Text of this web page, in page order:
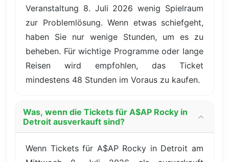
Veranstaltung 8. Juli 2026 wenig Spielraum
zur Problemlösung. Wenn etwas schiefgeht,
haben Sie nur wenige Stunden, um es zu
beheben. Für wichtige Programme oder lange
Reisen wird empfohlen, das Ticket
mindestens 48 Stunden im Voraus zu kaufen.
Was, wenn die Tickets für A$AP Rocky in
Detroit ausverkauft sind?
Wenn Tickets für A$AP Rocky in Detroit am